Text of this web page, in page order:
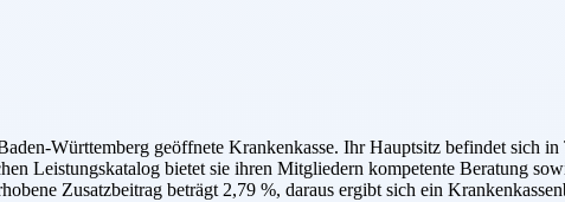
Württemberg geöffnete Krankenkasse. Ihr Hauptsitz befindet sich
Leistungskatalog bietet sie ihren Mitgliedern kompetente Beratung
Zusatzbeitrag beträgt 2,79 %, daraus ergibt sich ein